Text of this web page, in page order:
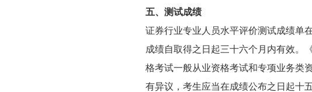
五、测试成绩
证券行业专业人员水平评价测试成绩单
成绩自取得之日起三十六个月内有效。
格考试一般从业资格考试和专项业务类
有异议，考生应当在成绩公布之日起十